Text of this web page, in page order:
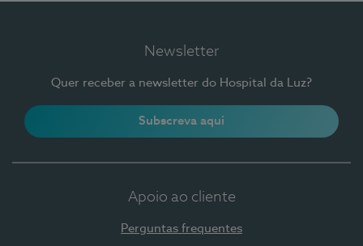
Newsletter
Quer receber a newsletter do Hospital da Luz?
Subscreva aqui
Apoio ao cliente
Perguntas frequentes